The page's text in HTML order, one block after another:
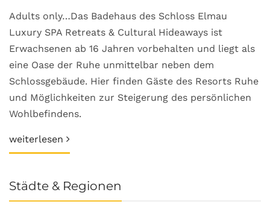
Adults only…Das Badehaus des Schloss Elmau
Luxury SPA Retreats & Cultural Hideaways ist
Erwachsenen ab 16 Jahren vorbehalten und liegt als
eine Oase der Ruhe unmittelbar neben dem
Schlossgebäude. Hier finden Gäste des Resorts Ruhe
und Möglichkeiten zur Steigerung des persönlichen
Wohlbefindens.
weiterlesen
Städte & Regionen